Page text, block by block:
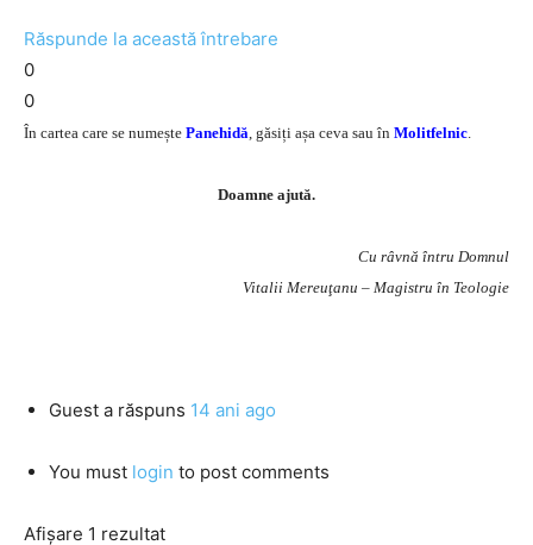
Răspunde la această întrebare
0
0
În cartea care se numește Panehidă, găsiți așa ceva sau în Molitfelnic.
Doamne ajută.
Cu râvnă întru Domnul
Vitalii Mereuţanu – Magistru în Teologie
Guest a răspuns 14 ani ago
You must login to post comments
Afișare 1 rezultat